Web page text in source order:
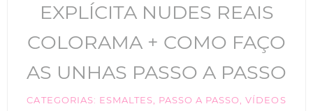
ANUNCIE
CABELOS
MAQUIAGEM
EXPLÍCITA NUDES REAIS
COLORAMA + COMO FAÇO
AS UNHAS PASSO A PASSO
CATEGORIAS: ESMALTES, PASSO A PASSO ,VÍDEOS